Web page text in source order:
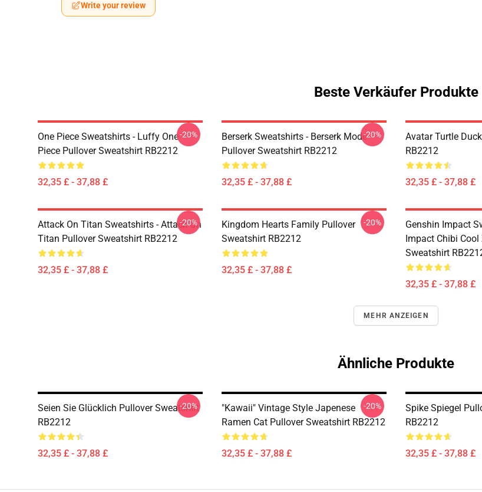
Write your review
Beste Verkäufer Produkte
One Piece Sweatshirts - Luffy One
Piece Pullover Sweatshirt RB2212
32,35 £ - 37,88 £
-20%
Berserk Sweatshirts - Berserk Mode
Pullover Sweatshirt RB2212
32,35 £ - 37,88 £
-20%
Avatar Turtle
RB2212
32,35 £ - 37,88 £
Attack On Titan Sweatshirts - Attack On
Titan Pullover Sweatshirt RB2212
32,35 £ - 37,88 £
-20%
Kingdom Hearts Family Pullover
Sweatshirt RB2212
32,35 £ - 37,88 £
-20%
Genshin Impact
Impact Chibi
Sweatshirt
32,35 £ - 37,88 £
MEHR ANZEIGEN
Ähnliche Produkte
Seien Sie Glücklich Pullover Sweatshirt
RB2212
32,35 £ - 37,88 £
-20%
"Kawaii" Vintage Style Japenese
Ramen Cat Pullover Sweatshirt RB2212
32,35 £ - 37,88 £
-20%
Spike Spiegel
RB2212
32,35 £ - 37,88 £